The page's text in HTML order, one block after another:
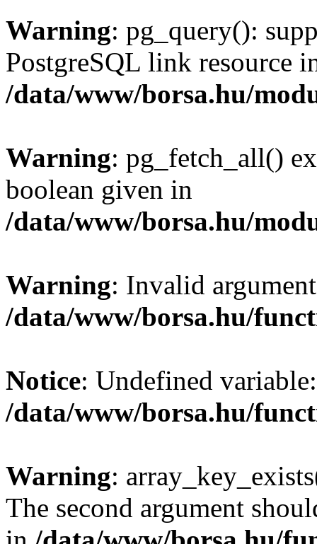
Warning: pg_query():
PostgreSQL link resource
/data/www/borsa.hu/
Warning: pg_fetch_all()
boolean given in
/data/www/borsa.hu/
Warning: Invalid
/data/www/borsa.hu/
Notice: Undefined
/data/www/borsa.hu/
Warning:
The second argument